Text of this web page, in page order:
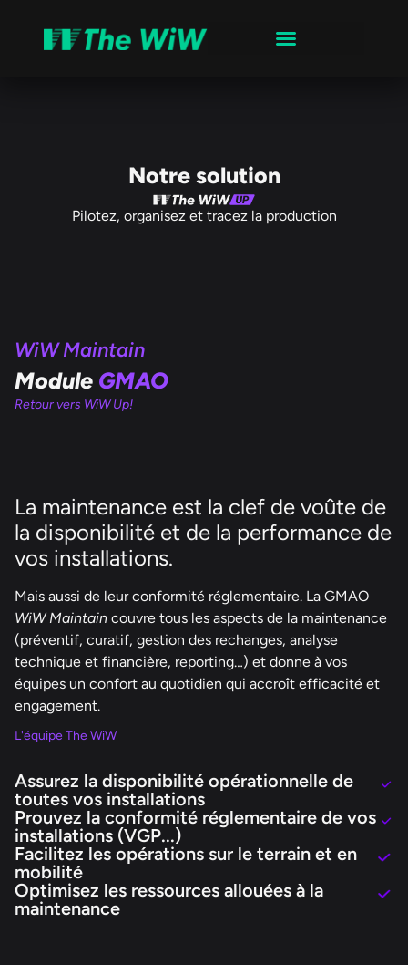
Notre solution
Pilotez, organisez et tracez la production
WiW Maintain
Module GMAO
Retour vers WiW Up!
La maintenance est la clef de voûte de
la disponibilité et de la performance de
vos installations.
Mais aussi de leur conformité réglementaire. La GMAO
WiW Maintain couvre tous les aspects de la maintenance
(préventif, curatif, gestion des rechanges, analyse
technique et financière, reporting…) et donne à vos
équipes un confort au quotidien qui accroît efficacité et
engagement.
L'équipe The WiW
Assurez la disponibilité opérationnelle de
toutes vos installations
Prouvez la conformité réglementaire de vos
installations (VGP...)
Facilitez les opérations sur le terrain et en
mobilité
Optimisez les ressources allouées à la
maintenance